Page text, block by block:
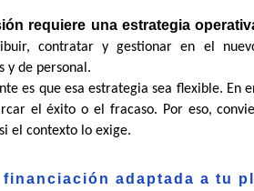
requiere una estrategia
contratar y gestionar en el
y de personal.
es que esa estrategia sea flexible. En
el éxito o el fracaso. Por eso,
el contexto lo exige.
adaptada a tu